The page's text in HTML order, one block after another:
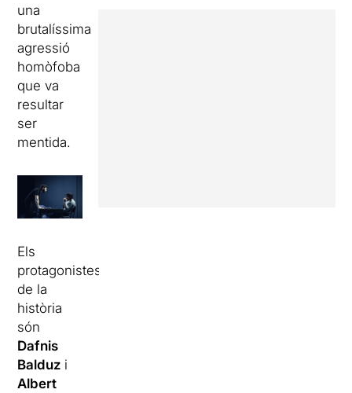
una
brutalíssima
agressió
homòfoba
que va
resultar
ser
mentida.
Els
protagonistes
de la
història
són
Dafnis
Balduz i
Albert